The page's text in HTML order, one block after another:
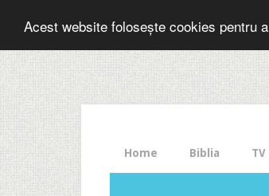
Acest website folosește cookies pentru
The
HelloBar
- a
little
bar
that
gets
Home Biblia TV